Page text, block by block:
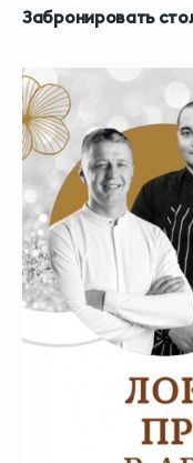
Забронировать